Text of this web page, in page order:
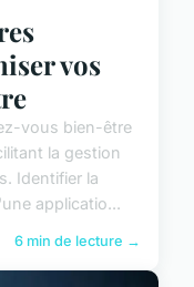
vos
vous bien-être
la gestion
Identifier la
applicatio...
6 min de lecture →